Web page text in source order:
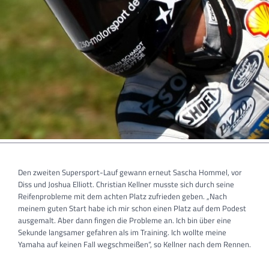
Den zweiten Supersport-Lauf gewann erneut Sascha Hommel, vor
Diss und Joshua Elliott. Christian Kellner musste sich durch seine
Reifenprobleme mit dem achten Platz zufrieden geben. „Nach
meinem guten Start habe ich mir schon einen Platz auf dem Podest
ausgemalt. Aber dann fingen die Probleme an. Ich bin über eine
Sekunde langsamer gefahren als im Training. Ich wollte meine
Yamaha auf keinen Fall wegschmeißen“, so Kellner nach dem Rennen.